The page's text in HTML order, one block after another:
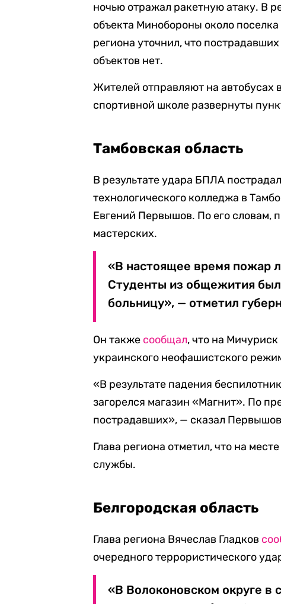
ночью отражал ракетную атаку. В
объекта Минобороны около
региона уточнил, что
объектов нет.
Жителей отправляют на автобусах
спортивной школе развернуты
Тамбовская область
В результате удара БПЛА
технологического колледжа в
Евгений Первышов. По его словам,
мастерских.
«В настоящее время пожар
Студенты из общежития
больницу», — отметил
Он также сообщал, что на
украинского неофашистского
«В результате падения
загорелся магазин «Магнит». По
пострадавших», — сказал
Глава региона отметил, что на
службы.
Белгородская область
Глава региона Вячеслав Гладков
очередного террористического
«В Волоконовском округе в